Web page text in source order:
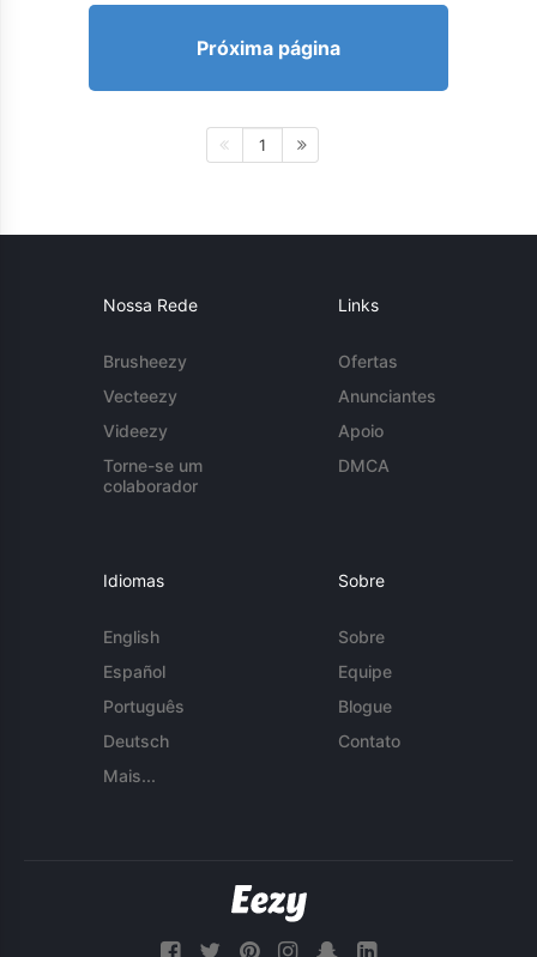
Próxima página
1
Nossa Rede
Brusheezy
Vecteezy
Videezy
Torne-se um
colaborador
Links
Ofertas
Anunciantes
Apoio
DMCA
Idiomas
English
Español
Português
Deutsch
Mais...
Sobre
Sobre
Equipe
Blogue
Contato